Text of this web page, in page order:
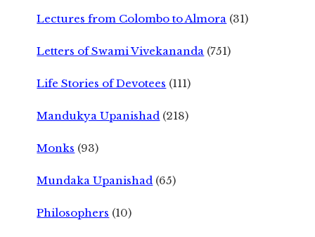
Lectures from Colombo to Almora (31)
Letters of Swami Vivekananda (751)
Life Stories of Devotees (111)
Mandukya Upanishad (218)
Monks (93)
Mundaka Upanishad (65)
Philosophers (10)